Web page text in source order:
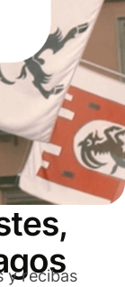
y recibas